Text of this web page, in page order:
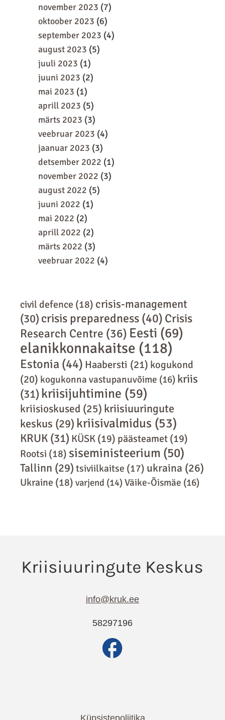
november 2023 (7)
oktoober 2023 (6)
september 2023 (4)
august 2023 (5)
juuli 2023 (1)
juuni 2023 (2)
mai 2023 (1)
aprill 2023 (5)
märts 2023 (3)
veebruar 2023 (4)
jaanuar 2023 (3)
detsember 2022 (1)
november 2022 (3)
august 2022 (5)
juuni 2022 (1)
mai 2022 (2)
aprill 2022 (2)
märts 2022 (3)
veebruar 2022 (4)
civil defence (18) crisis-management
(30) crisis preparedness (40) Crisis
Research Centre (36) Eesti (69)
elanikkonnakaitse (118)
Estonia (44) Haabersti (21) kogukond
(20) kogukonna vastupanuvõime (16) kriis
(31) kriisijuhtimine (59)
kriisioskused (25) kriisiuuringute
keskus (29) kriisivalmidus (53)
KRUK (31) KÜSK (19) päästeamet (19)
Rootsi (18) siseministeerium (50)
Tallinn (29) tsiviilkaitse (17) ukraina (26)
Ukraine (18) varjend (14) Väike-Õismäe (16)
info@kruk.ee
58297196
Küpsistepoliitika